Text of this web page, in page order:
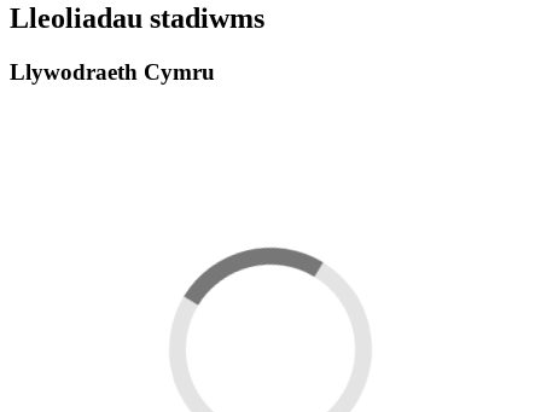
Lleoliadau stadiwms
Llywodraeth Cymru